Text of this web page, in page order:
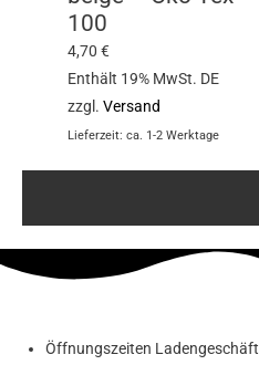
100
4,70€
Enthält 19% MwSt. DE
zzgl.Versand
Lieferzeit: ca. 1-2 Werktage
Öffnungszeiten Ladengeschäft